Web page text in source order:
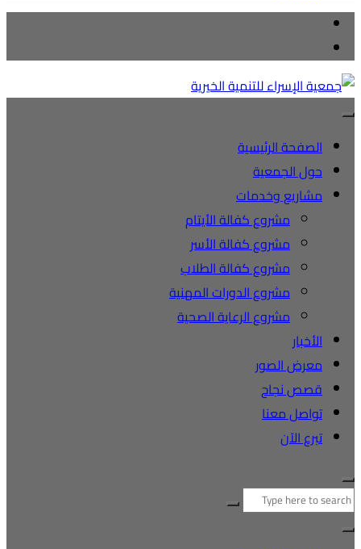
الصفحة الرئيسية
حول الجمعية
مشاريع وخدمات
مشروع كفالة الأيتام
مشروع كفالة الأسر
مشروع كفالة الطلاب
مشروع الدورات المهنية
مشروع الرعاية الصحية
الأخبار
معرض الصور
قصص نجاح
تواصل معنا
تبرع الآن
البحث
عن: